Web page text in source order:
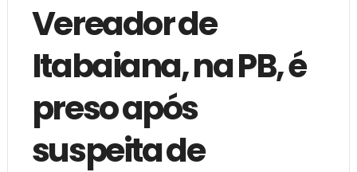
Vereador de
Itabaiana, na PB, é
preso após
suspeita de